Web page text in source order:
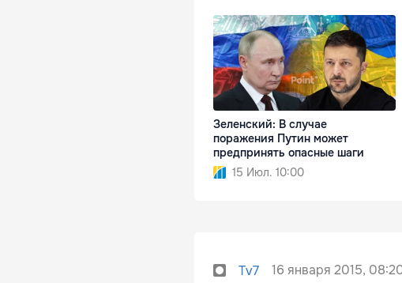
Зеленский: В случае
поражения Путин может
предпринять опасные шаги
15 Июл. 10:00
Tv7 16 января 2015,